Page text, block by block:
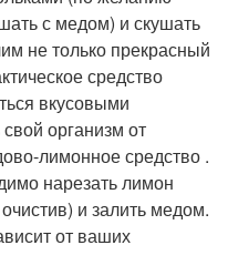
с медом) и скушать
не только прекрасный
средство
вкусовыми
организм от
лимонное средство .
нарезать лимон
и залить медом.
от ваших